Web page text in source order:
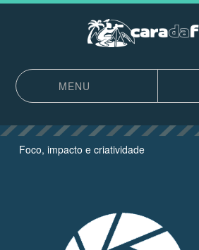
MENU
Foco, impacto e criatividade